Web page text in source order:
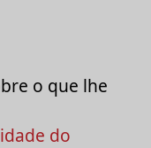
o que lhe
do